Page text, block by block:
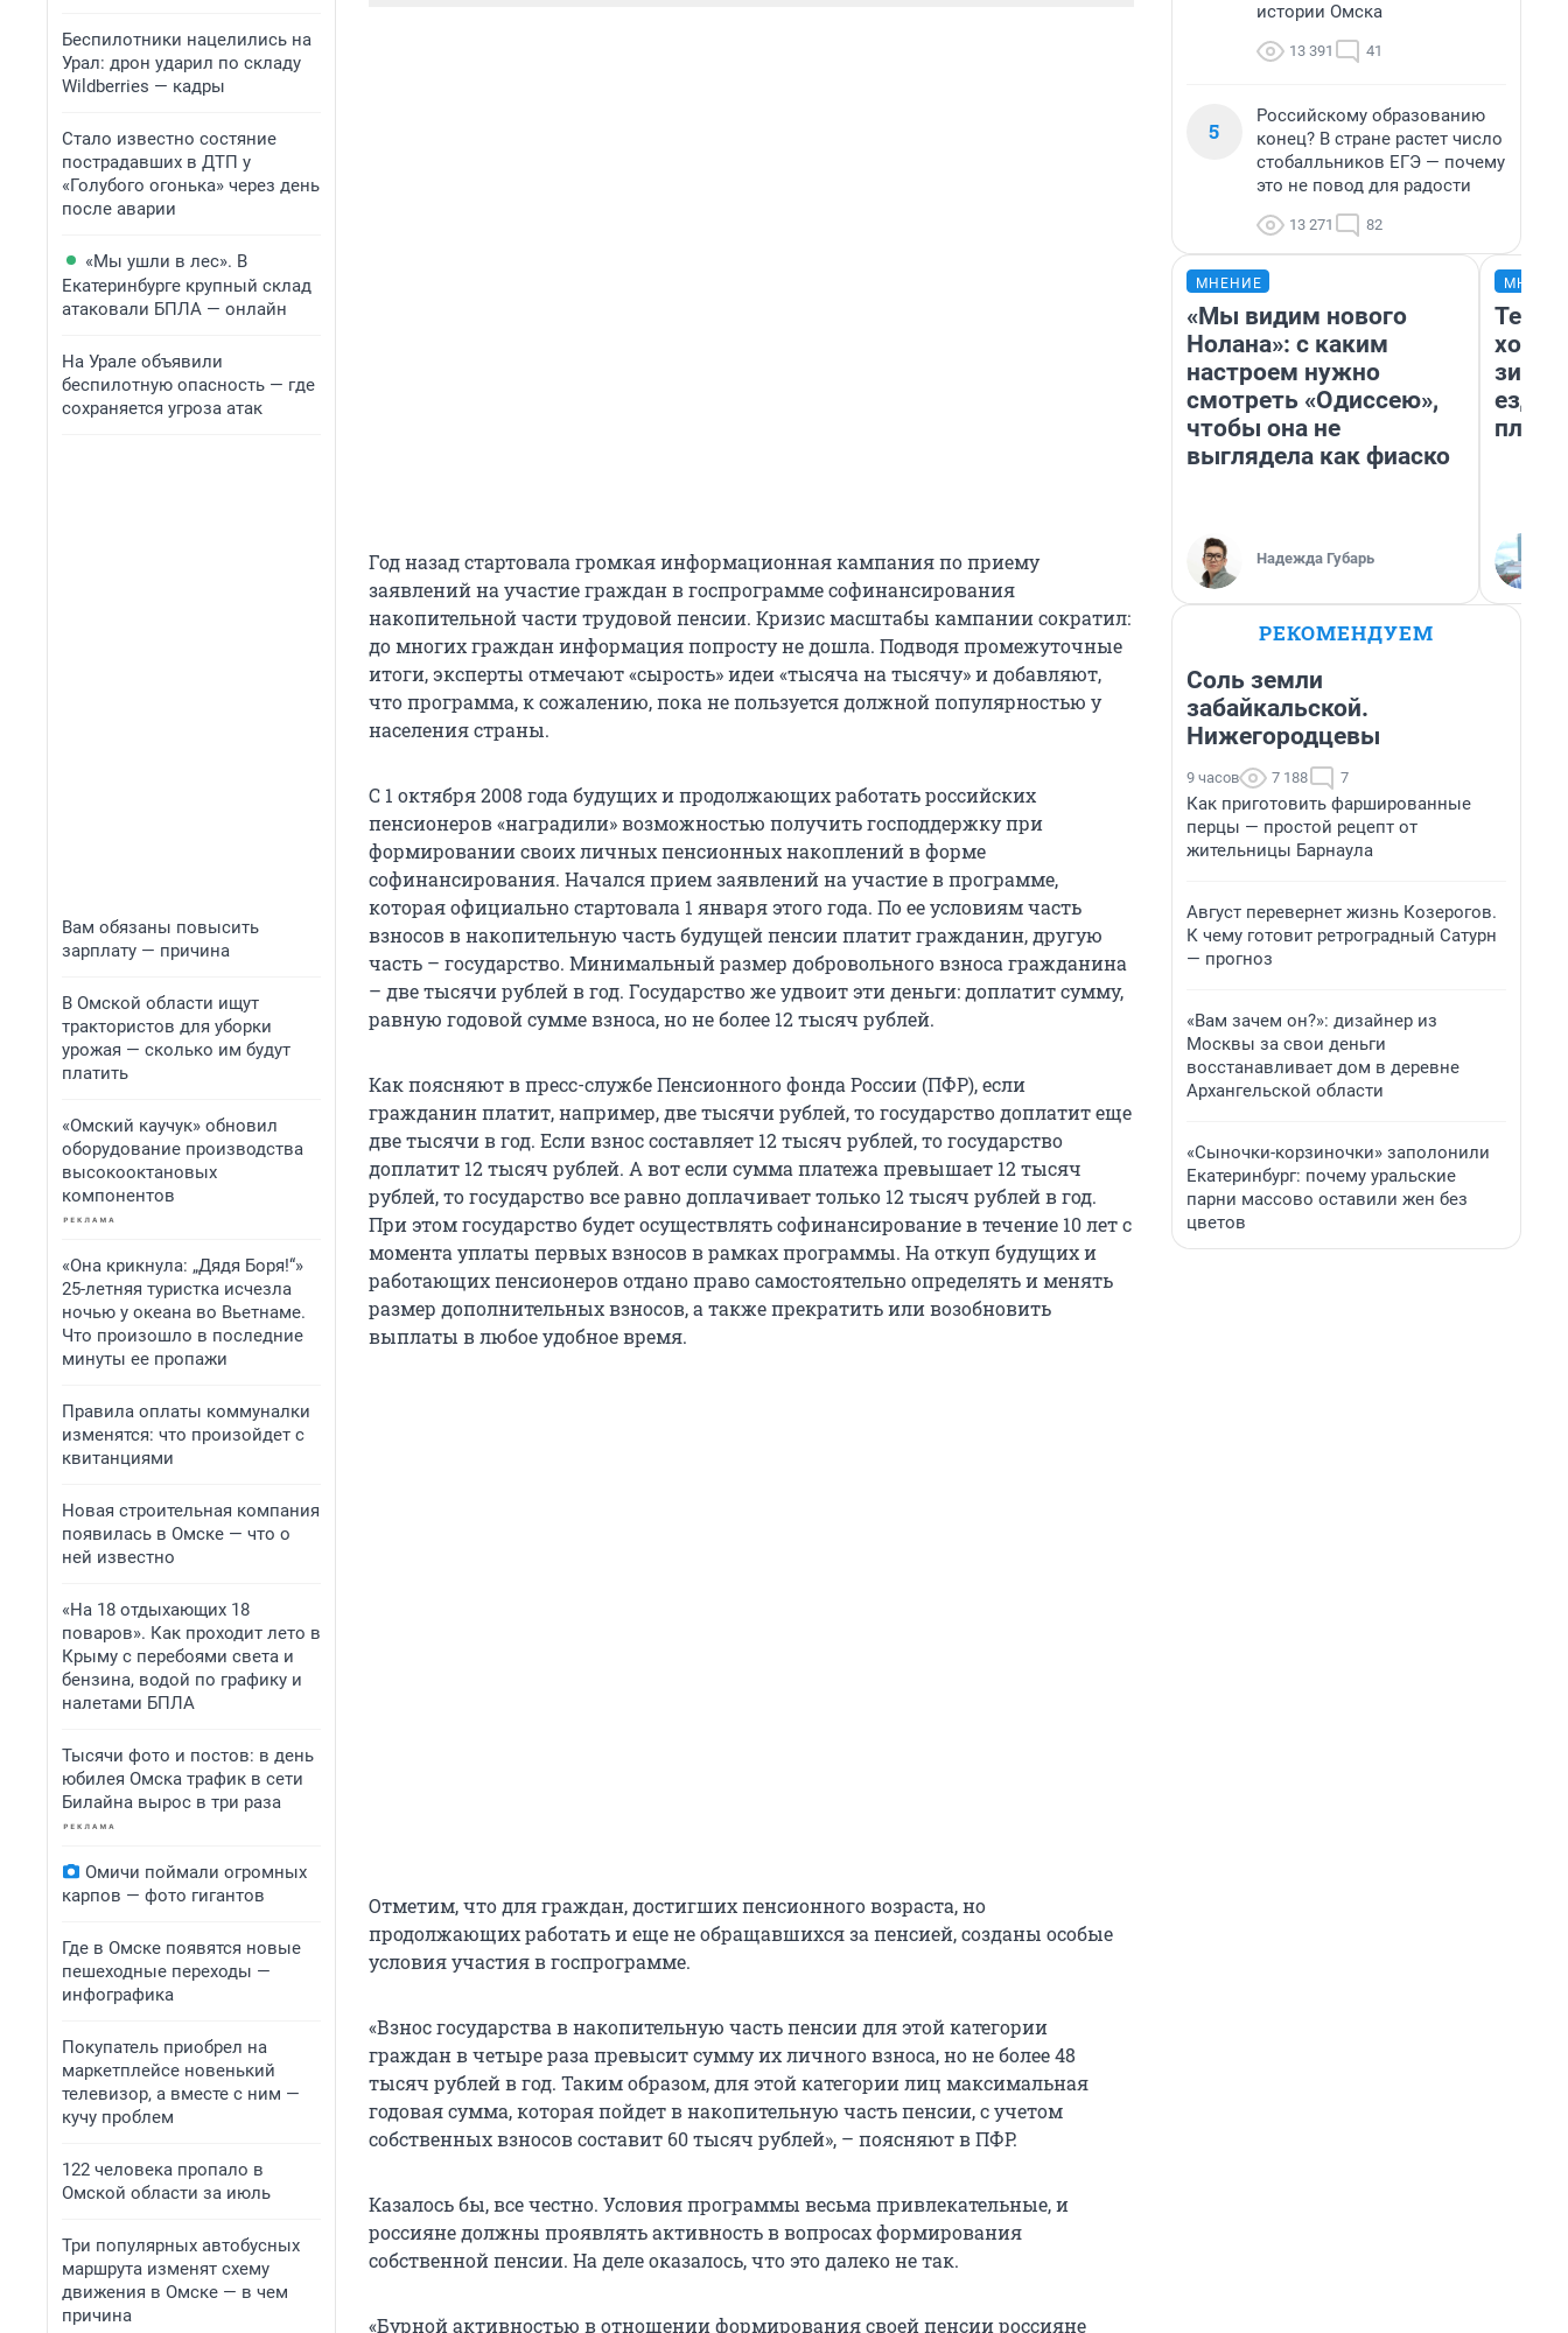
Беспилотники нацелились на
Урал: дрон ударил по складу
Wildberries — кадры
Стало известно состяние
пострадавших в ДТП у
«Голубого огонька» через день
после аварии
«Мы ушли в лес». В
Екатеринбурге крупный склад
атаковали БПЛА — онлайн
На Урале объявили
беспилотную опасность — где
сохраняется угроза атак
Вам обязаны повысить
зарплату — причина
В Омской области ищут
трактористов для уборки
урожая — сколько им будут
платить
«Омский каучук» обновил
оборудование производства
высокооктановых
компонентов
«Она крикнула: „Дядя Боря!“»
25-летняя туристка исчезла
ночью у океана во Вьетнаме.
Что произошло в последние
минуты ее пропажи
Правила оплаты коммуналки
изменятся: что произойдет с
квитанциями
Новая строительная компания
появилась в Омске — что о
ней известно
«На 18 отдыхающих 18
поваров». Как проходит лето в
Крыму с перебоями света и
бензина, водой по графику и
налетами БПЛА
Тысячи фото и постов: в день
юбилея Омска трафик в сети
Билайна вырос в три раза
Омичи поймали огромных
карпов — фото гигантов
Где в Омске появятся новые
пешеходные переходы —
инфографика
Покупатель приобрел на
маркетплейсе новенький
телевизор, а вместе с ним —
кучу проблем
122 человека пропало в
Омской области за июль
Три популярных автобусных
маршрута изменят схему
движения в Омске — в чем
причина
Год назад стартовала громкая информационная кампания по приему
заявлений на участие граждан в госпрограмме софинансирования
накопительной части трудовой пенсии. Кризис масштабы кампании сократил:
до многих граждан информация попросту не дошла. Подводя промежуточные
итоги, эксперты отмечают «сырость» идеи «тысяча на тысячу» и добавляют,
что программа, к сожалению, пока не пользуется должной популярностью у
населения страны.
С 1 октября 2008 года будущих и продолжающих работать российских
пенсионеров «наградили» возможностью получить господдержку при
формировании своих личных пенсионных накоплений в форме
софинансирования. Начался прием заявлений на участие в программе,
которая официально стартовала 1 января этого года. По ее условиям часть
взносов в накопительную часть будущей пенсии платит гражданин, другую
часть – государство. Минимальный размер добровольного взноса гражданина
– две тысячи рублей в год. Государство же удвоит эти деньги: доплатит сумму,
равную годовой сумме взноса, но не более 12 тысяч рублей.
Как поясняют в пресс-службе Пенсионного фонда России (ПФР), если
гражданин платит, например, две тысячи рублей, то государство доплатит еще
две тысячи в год. Если взнос составляет 12 тысяч рублей, то государство
доплатит 12 тысяч рублей. А вот если сумма платежа превышает 12 тысяч
рублей, то государство все равно доплачивает только 12 тысяч рублей в год.
При этом государство будет осуществлять софинансирование в течение 10 лет с
момента уплаты первых взносов в рамках программы. На откуп будущих и
работающих пенсионеров отдано право самостоятельно определять и менять
размер дополнительных взносов, а также прекратить или возобновить
выплаты в любое удобное время.
Отметим, что для граждан, достигших пенсионного возраста, но
продолжающих работать и еще не обращавшихся за пенсией, созданы особые
условия участия в госпрограмме.
«Взнос государства в накопительную часть пенсии для этой категории
граждан в четыре раза превысит сумму их личного взноса, но не более 48
тысяч рублей в год. Таким образом, для этой категории лиц максимальная
годовая сумма, которая пойдет в накопительную часть пенсии, с учетом
собственных взносов составит 60 тысяч рублей», – поясняют в ПФР.
Казалось бы, все честно. Условия программы весьма привлекательные, и
россияне должны проявлять активность в вопросах формирования
собственной пенсии. На деле оказалось, что это далеко не так.
«Бурной активностью в отношении формирования своей пенсии россияне
истории Омска
13 391 41
5
Российскому образованию
конец? В стране растет число
стобалльников ЕГЭ — почему
это не повод для радости
13 271 82
МНЕНИЕ
«Мы видим нового
Нолана»: с каким
настроем нужно
смотреть «Одиссею»,
чтобы она не
выглядела как фиаско
Надежда Губарь
ездит
РЕКОМЕНДУЕМ
Соль земли
забайкальской.
Нижегородцевы
9 часов 7 188 7
Как приготовить фаршированные
перцы — простой рецепт от
жительницы Барнаула
Август перевернет жизнь Козерогов.
К чему готовит ретроградный Сатурн
— прогноз
«Вам зачем он?»: дизайнер из
Москвы за свои деньги
восстанавливает дом в деревне
Архангельской области
«Сыночки-корзиночки» заполонили
Екатеринбург: почему уральские
парни массово оставили жен без
цветов